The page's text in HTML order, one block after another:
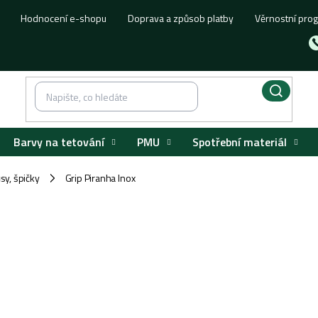
Hodnocení e-shopu Doprava a způsob platby Věrnostní
Barvy na tetování PMU Spotřební materiál
špičky / Grip Piranha Inox